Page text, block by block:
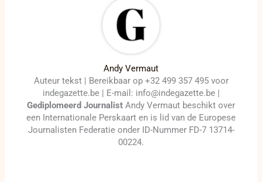
Andy Vermaut
Auteur tekst | Bereikbaar op +32 499 357 495 voor
indegazette.be | E-mail: info@indegazette.be |
Gediplomeerd Journalist Andy Vermaut beschikt over
een Internationale Perskaart en is lid van de Europese
Journalisten Federatie onder ID-Nummer FD-7 13714-
00224.